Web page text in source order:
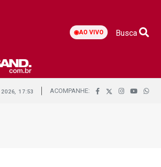
◉AO VIVO Busca
2026, 17:53 ACOMPANHE: